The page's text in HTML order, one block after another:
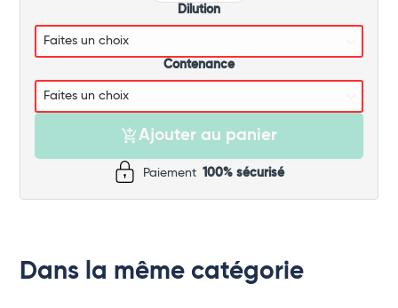
Dilution
Contenance
Ajouter au panier
Paiement 100% sécurisé
Dans la même catégorie